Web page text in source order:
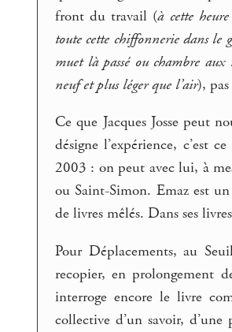
front du travail (à cette
toute cette chiffonnerie dans le
muet là passé ou chambre
neuf et plus léger que l’air),
Ce que Jacques Josse peut
désigne l’expérience, c’est
2003 : on peut avec lui, à
ou Saint-Simon. Emaz est
de livres mêlés. Dans ses
Pour Déplacements, au
recopier, en prolongement
interroge encore le livre
collective d’un savoir,